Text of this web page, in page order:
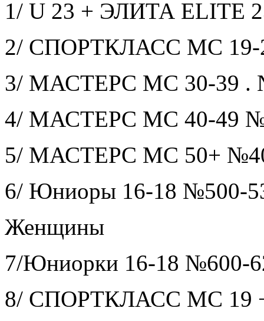
1/ U 23 + ЭЛИТА ELITE
2/ СПОРТКЛАСС MC 19-
3/ МАСТЕРС MC 30-39 .
4/ МАСТЕРС MC 40-49 №
5/ МАСТЕРС MC 50+
6/ Юниоры 16-18 №500-
Женщины
7/Юниорки 16-18 №600-
8/ СПОРТКЛАСС MC 19